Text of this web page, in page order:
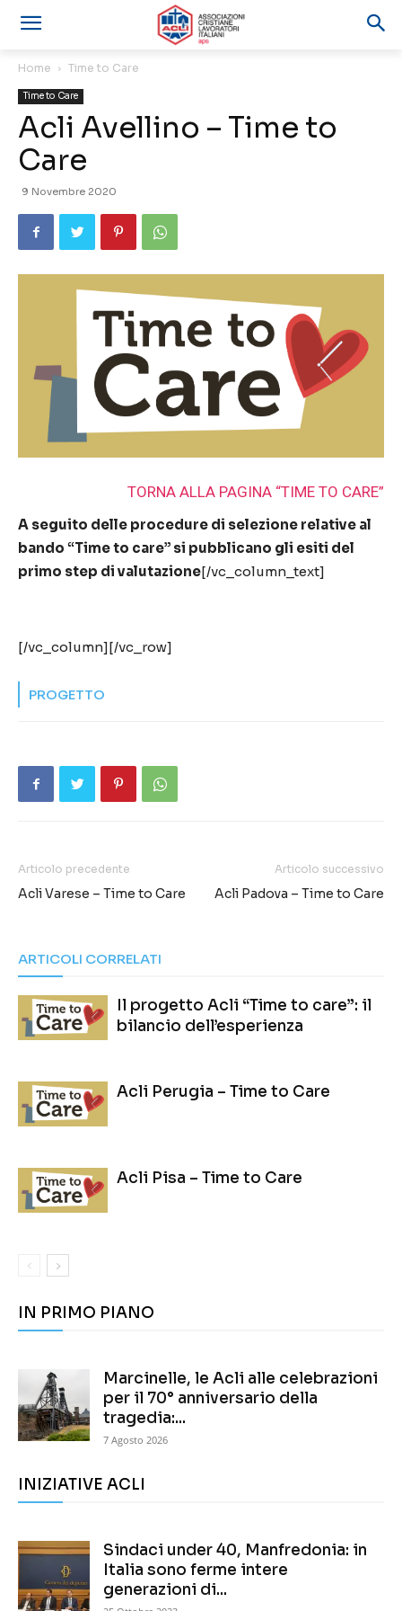
Home Time to Care
Time to Care
Acli Avellino – Time to
Care
9 Novembre 2020
TORNA ALLA PAGINA “TIME TO CARE”
A seguito delle procedure di selezione relative al
bando “Time to care” si pubblicano gli esiti del
primo step di valutazione[/vc_column_text]
[/vc_column][/vc_row]
PROGETTO
Articolo precedente
Acli Varese – Time to Care
Articolo successivo
Acli Padova – Time to Care
ARTICOLI CORRELATI
Il progetto Acli “Time to care”: il
bilancio dell’esperienza
Acli Perugia – Time to Care
Acli Pisa – Time to Care
IN PRIMO PIANO
Marcinelle, le Acli alle celebrazioni
per il 70° anniversario della
tragedia:...
7 Agosto 2026
INIZIATIVE ACLI
Sindaci under 40, Manfredonia: in
Italia sono ferme intere
generazioni di...